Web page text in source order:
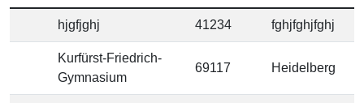
hjgfjghj 41234 fghjfghjfghj
Kurfürst-Friedrich-
Gymnasium
69117 Heidelberg